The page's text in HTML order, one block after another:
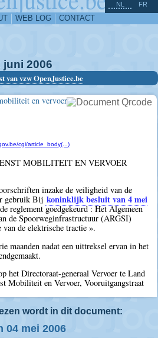
WEB LOG CONTACT
NL FR
juni 2006
van vzw OpenJustice.be
en vervoer
cgi/article_body(...)
MOBILITEIT EN VERVOER
inzake de veiligheid van de
gebruik Bij koninklijk besluit van 4 mei
reglement goedgekeurd : Het Algemeen
de Spoorweginfrastructuur (ARGSI)
de elektrische tractie ».
maanden nadat een uittreksel ervan in het
het Directoraat-generaal Vervoer te Land
Mobiliteit en Vervoer, Vooruitgangstraat
wordt in dit document:
04 mei 2006
^